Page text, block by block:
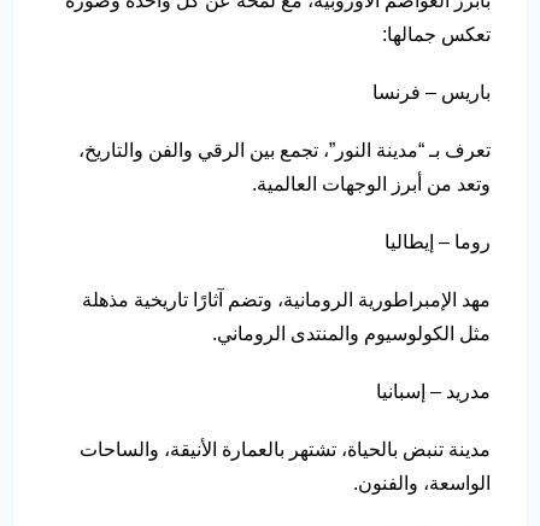
تعكس جمالها:
باريس – فرنسا
تعرف بـ “مدينة النور”، تجمع بين الرقي والفن والتاريخ،
وتعد من أبرز الوجهات العالمية.
روما – إيطاليا
مهد الإمبراطورية الرومانية، وتضم آثارًا تاريخية مذهلة
مثل الكولوسيوم والمنتدى الروماني.
مدريد – إسبانيا
مدينة تنبض بالحياة، تشتهر بالعمارة الأنيقة، والساحات
الواسعة، والفنون.